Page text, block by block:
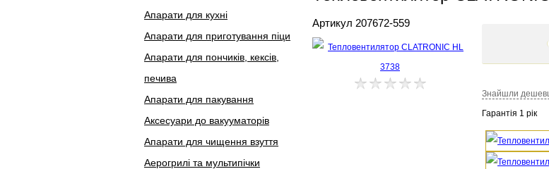
Апарати для кухні
Апарати для приготування піци
Апарати для пончиків, кексів,
печива
Апарати для пакування
Аксесуари до вакууматорів
Апарати для чищення взуття
Аерогрилі та мультипічки
Артикул 207672-559
Знайшли
Гарантія 1 рік